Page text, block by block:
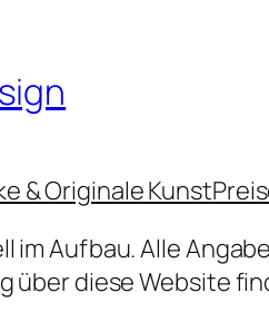
& Originale Kunst
im Aufbau. Alle
über diese Website